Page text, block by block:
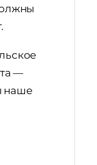
—
наше